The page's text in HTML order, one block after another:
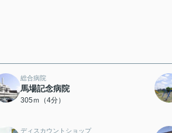
総合病院
馬場記念病院
305ｍ（4分）
ディスカウントショップ